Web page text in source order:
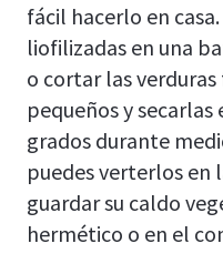
fácil hacerlo en
liofilizadas en una
o cortar las
pequeños y
grados durante
puedes verterlos en
guardar su caldo
hermético o en el